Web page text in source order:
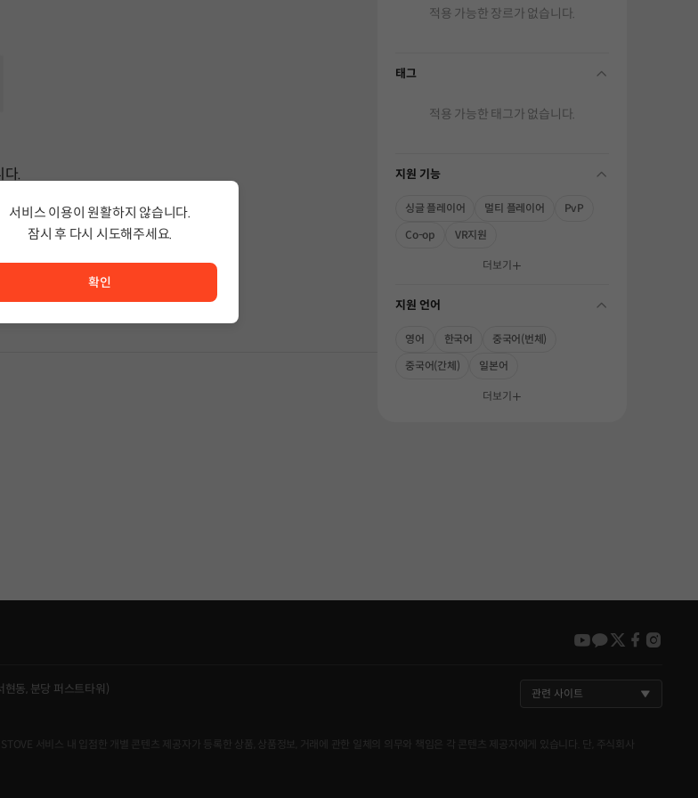
다.
을 변경하세요.
적용 가능한 장르가 없습니다.
태그 folding
적용 가능한 태그가 없습니다.
지원 기능 folding
싱글 플레이어 멀티 플레이어
PvP
Co-op
VR지원
더보기
지원 언어 folding
영어 한국어
중국어(번체)
중국어(간체)
일본어
더보기
youtube
kakao
twitter
동, 분당 퍼스트타워)
관련 사이트
서비스 내 입점한 개별 콘텐츠 제공자가 등록한 상품, 상품정보, 거래에 관한 일체의 의무와 책임은 각 콘텐츠 제공자에게 있습니다. 단, 주식회사
서비스 이용이 원활하지 않습니다.
잠시 후 다시 시도해주세요.
확인